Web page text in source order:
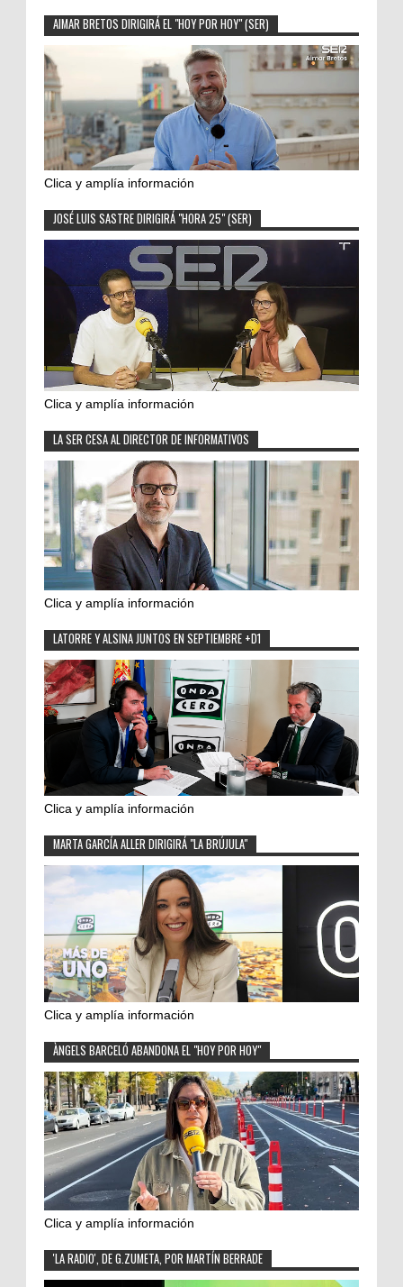
AIMAR BRETOS DIRIGIRÁ EL "HOY POR HOY" (SER)
Clica y amplía información
JOSÉ LUIS SASTRE DIRIGIRÁ "HORA 25" (SER)
Clica y amplía información
LA SER CESA AL DIRECTOR DE INFORMATIVOS
Clica y amplía información
LATORRE Y ALSINA JUNTOS EN SEPTIEMBRE +D1
Clica y amplía información
MARTA GARCÍA ALLER DIRIGIRÁ "LA BRÚJULA"
Clica y amplía información
ÀNGELS BARCELÓ ABANDONA EL "HOY POR HOY"
Clica y amplía información
'LA RADIO', DE G.ZUMETA, POR MARTÍN BERRADE